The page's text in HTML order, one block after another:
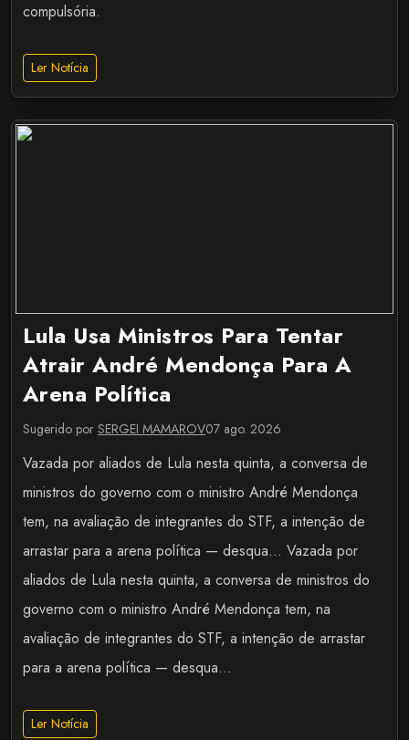
compulsória.
Ler Notícia
Lula Usa Ministros Para Tentar
Atrair André Mendonça Para A
Arena Política
Sugerido por SERGEI MAMAROV07 ago. 2026
Vazada por aliados de Lula nesta quinta, a conversa de
ministros do governo com o ministro André Mendonça
tem, na avaliação de integrantes do STF, a intenção de
arrastar para a arena política — desqua... Vazada por
aliados de Lula nesta quinta, a conversa de ministros do
governo com o ministro André Mendonça tem, na
avaliação de integrantes do STF, a intenção de arrastar
para a arena política — desqua...
Ler Notícia